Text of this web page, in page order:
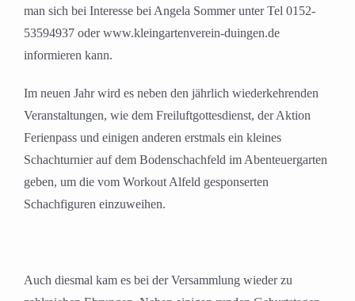
man sich bei Interesse bei Angela Sommer unter Tel 0152-
53594937 oder www.kleingartenverein-duingen.de
informieren kann.
Im neuen Jahr wird es neben den jährlich wiederkehrenden
Veranstaltungen, wie dem Freiluftgottesdienst, der Aktion
Ferienpass und einigen anderen erstmals ein kleines
Schachturnier auf dem Bodenschachfeld im Abenteuergarten
geben, um die vom Workout Alfeld gesponserten
Schachfiguren einzuweihen.
Auch diesmal kam es bei der Versammlung wieder zu